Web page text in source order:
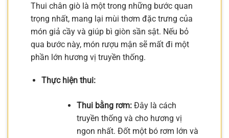
Thui chân giò là một trong những bước quan
trọng nhất, mang lại mùi thơm đặc trưng của
món giả cầy và giúp bì giòn sần sật. Nếu bỏ
qua bước này, món rượu mận sẽ mất đi một
phần lớn hương vị truyền thống.
Thực hiện thui:
Thui bằng rơm:Đây là cách
truyền thống và cho hương vị
ngon nhất. Đốt một bó rơm lớn và